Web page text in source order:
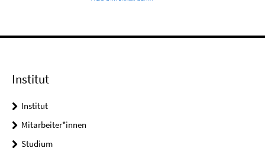
Institut
Institut
Mitarbeiter*innen
Studium